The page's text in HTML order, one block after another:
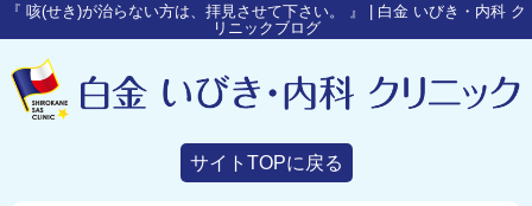
『 咳(せき)が治らない方は、拝見させて下さい。 』 | 白金 いびき・内科 ク
リニックブログ
サイトTOPに戻る